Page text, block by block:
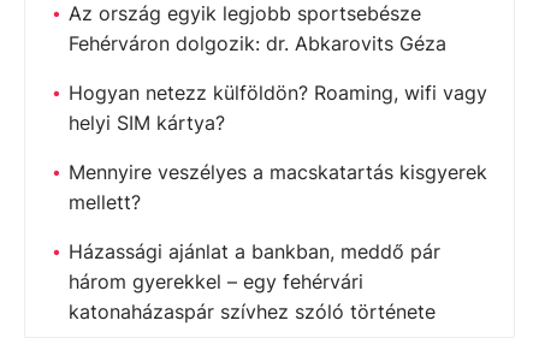
Az ország egyik legjobb sportsebésze
Fehérváron dolgozik: dr. Abkarovits Géza
Hogyan netezz külföldön? Roaming, wifi vagy
helyi SIM kártya?
Mennyire veszélyes a macskatartás kisgyerek
mellett?
Házassági ajánlat a bankban, meddő pár
három gyerekkel – egy fehérvári
katonaházaspár szívhez szóló története